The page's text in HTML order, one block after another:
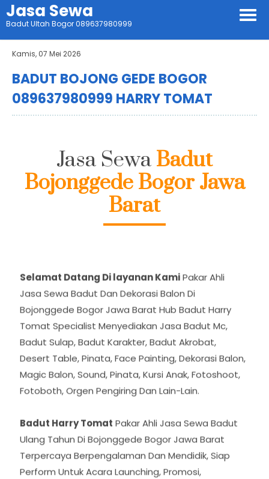
Jasa Sewa
Badut Ultah Bogor 089637980999
Kamis, 07 Mei 2026
BADUT BOJONG GEDE BOGOR
089637980999 HARRY TOMAT
Jasa Sewa Badut
Bojonggede Bogor Jawa
Barat
Selamat Datang Di layanan KamiPakar Ahli
Jasa Sewa Badut Dan Dekorasi Balon Di
Bojonggede Bogor Jawa Barat Hub Badut Harry
Tomat Specialist Menyediakan Jasa Badut Mc,
Badut Sulap, Badut Karakter, Badut Akrobat,
Desert Table, Pinata, Face Painting, Dekorasi Balon,
Magic Balon, Sound, Pinata, Kursi Anak, Fotoshoot,
Fotoboth, Orgen Pengiring Dan Lain-Lain.
Badut Harry Tomat Pakar Ahli Jasa Sewa Badut
Ulang Tahun Di Bojonggede Bogor Jawa Barat
Terpercaya Berpengalaman Dan Mendidik, Siap
Perform Untuk Acara Launching, Promosi,